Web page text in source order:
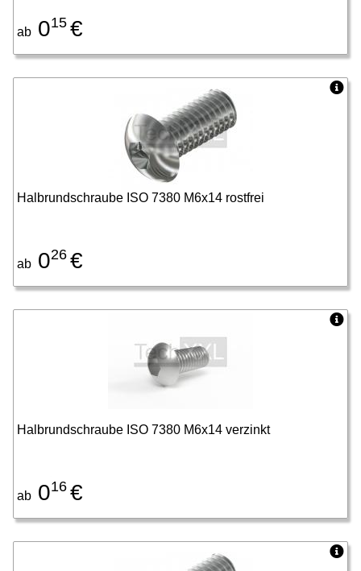
ab 015 €
Halbrundschraube ISO 7380 M6x14 rostfrei
ab 026 €
Halbrundschraube ISO 7380 M6x14 verzinkt
ab 016 €